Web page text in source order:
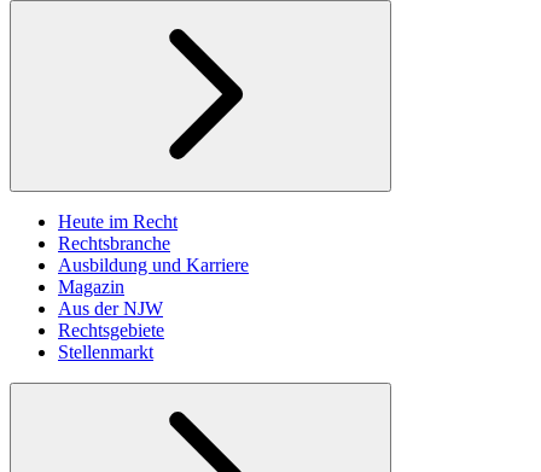
Heute im Recht
Rechtsbranche
Ausbildung und Karriere
Magazin
Aus der NJW
Rechtsgebiete
Stellenmarkt